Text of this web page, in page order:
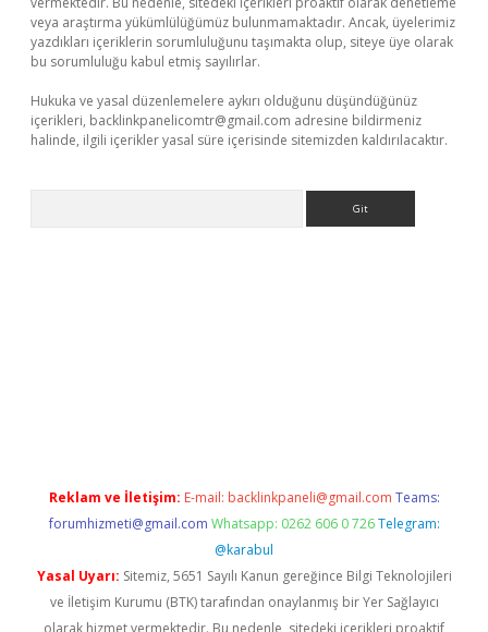
veya araştırma yükümlülüğümüz bulunmamaktadır. Ancak, üyelerimiz
yazdıkları içeriklerin sorumluluğunu taşımakta olup, siteye üye olarak
bu sorumluluğu kabul etmiş sayılırlar.
Hukuka ve yasal düzenlemelere aykırı olduğunu düşündüğünüz
içerikleri, backlinkpanelicomtr@gmail.com adresine bildirmeniz
halinde, ilgili içerikler yasal süre içerisinde sitemizden kaldırılacaktır.
Reklam ve İletişim: E-mail: backlinkpaneli@gmail.com Teams:
forumhizmeti@gmail.com Whatsapp: 0262 606 0 726 Telegram:
@karabul
Yasal Uyarı: Sitemiz, 5651 Sayılı Kanun gereğince Bilgi Teknolojileri
ve İletişim Kurumu (BTK) tarafından onaylanmış bir Yer Sağlayıcı
olarak hizmet vermektedir. Bu nedenle, sitedeki içerikleri proaktif